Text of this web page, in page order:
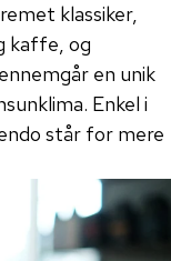
klassiker,
kaffe, og
en unik
Enkel i
står for mere